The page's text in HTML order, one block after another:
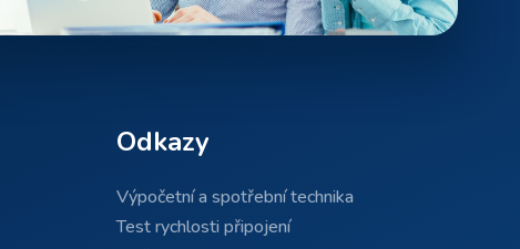
Odkazy
Výpočetní a spotřební technika
Test rychlosti připojení